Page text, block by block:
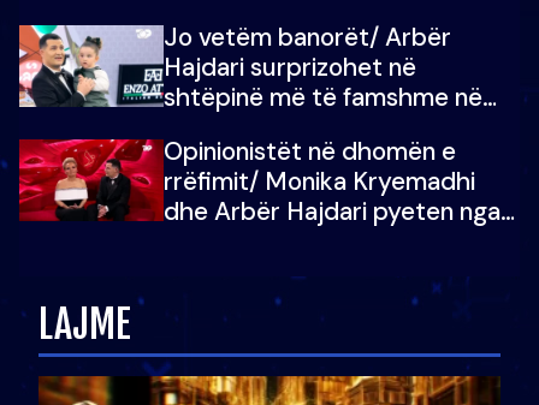
çoja luftën time deri në fund
Jo vetëm banorët/ Arbër
Hajdari surprizohet në
shtëpinë më të famshme në
vajzën e tij
Opinionistët në dhomën e
rrëfimit/ Monika Kryemadhi
dhe Arbër Hajdari pyeten nga
zëvendësonit njëri-tjetrin?
LAJME